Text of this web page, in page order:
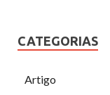
CATEGORIAS
Artigo